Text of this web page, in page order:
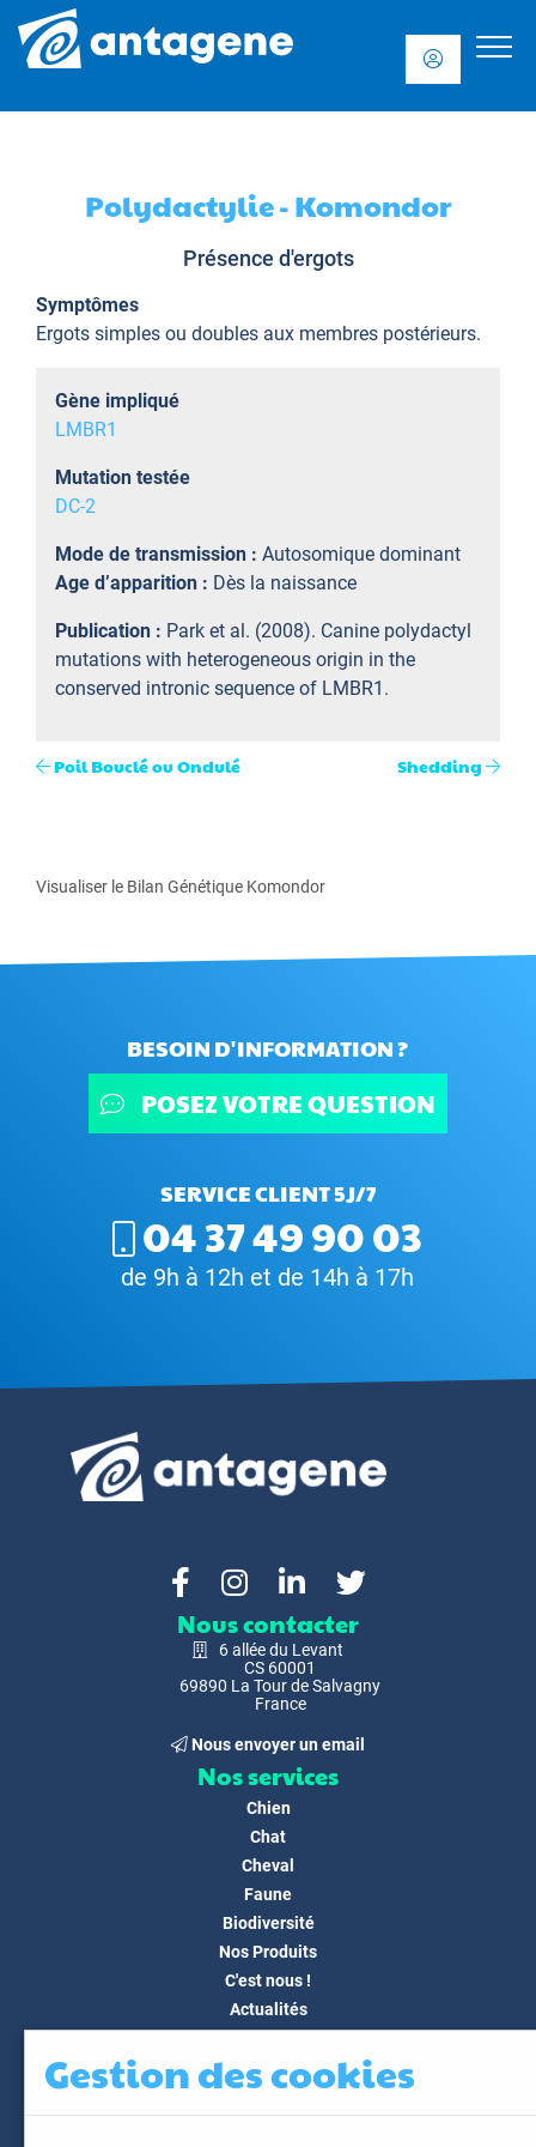
Polydactylie - Komondor
Présence d'ergots
Symptômes
Ergots simples ou doubles aux membres postérieurs.
Gène impliqué
LMBR1
Mutation testée
DC-2
Mode de transmission : Autosomique dominant
Age d’apparition : Dès la naissance
Publication : Park et al. (2008). Canine polydactyl
mutations with heterogeneous origin in the
conserved intronic sequence of LMBR1.
Poil Bouclé ou Ondulé Shedding
Visualiser le Bilan Génétique Komondor
BESOIN D'INFORMATION ?
POSEZ VOTRE QUESTION
SERVICE CLIENT 5J/7
04 37 49 90 03
de 9h à 12h et de 14h à 17h
Nous contacter
6 allée du Levant
CS 60001
69890 La Tour de Salvagny
France
Nous envoyer un email
Nos services
Chien
Chat
Cheval
Faune
Biodiversité
Nos Produits
C'est nous !
Actualités
FAQ
Gestion des cookies